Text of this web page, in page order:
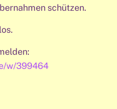
schützen.
w/399464